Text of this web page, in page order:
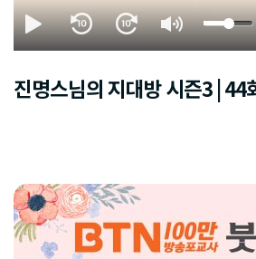
진명스님의 지대방 시즌3 | 44